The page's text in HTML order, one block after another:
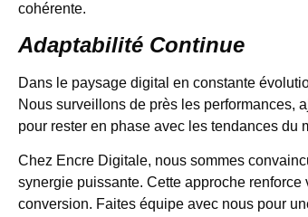
cohérente.
Adaptabilité Continue
Dans le paysage digital en constante
Nous surveillons de près les performances,
pour rester en phase avec les tendances du
Chez Encre Digitale, nous sommes
synergie puissante. Cette approche
conversion. Faites équipe avec nous pour